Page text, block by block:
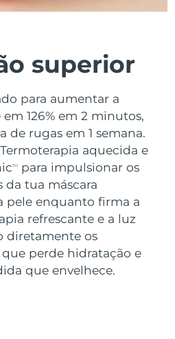
superior
para aumentar a
126% em 2 minutos,
de rugas em 1 semana.
aquecida e
TM
para impulsionar os
da tua máscara
pele enquanto firma a
refrescante e a luz
diretamente os
perde hidratação e
que envelhece.